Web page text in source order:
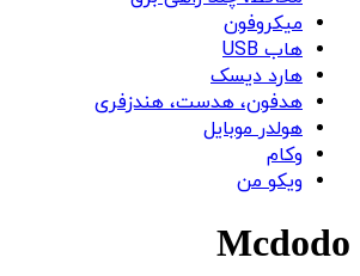
میکروفون
هاب USB
هارد دیسک
هدفون، هدست، هندزفری
هولدر موبایل
وکام
ویکو من
Mcdodo